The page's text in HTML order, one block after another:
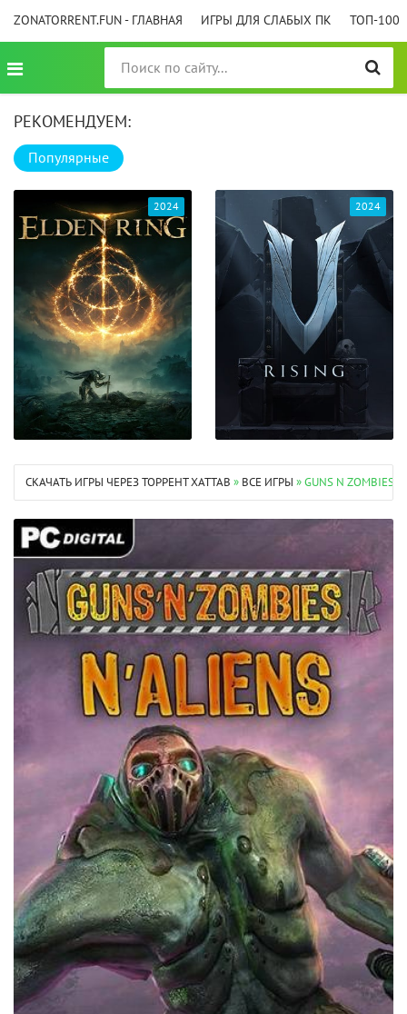
ZONATORRENT.FUN - ГЛАВНАЯ ИГРЫ ДЛЯ СЛАБЫХ ПК ТОП-100
РЕКОМЕНДУЕМ:
Популярные
2024 2024
СКАЧАТЬ ИГРЫ ЧЕРЕЗ ТОРРЕНТ XATTAB » ВСЕ ИГРЫ » GUNS N ZOMBIES